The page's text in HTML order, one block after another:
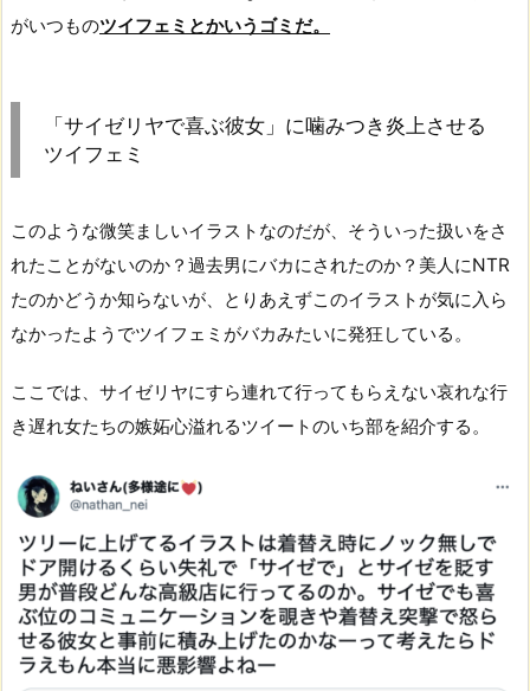
がいつものツイフェミとかいうゴミだ。
「サイゼリヤで喜ぶ彼女」に噛みつき炎上させる
ツイフェミ
このような微笑ましいイラストなのだが、そういった扱いをさ
れたことがないのか？過去男にバカにされたのか？美人にNTR
たのかどうか知らないが、とりあえずこのイラストが気に入ら
なかったようでツイフェミがバカみたいに発狂している。
ここでは、サイゼリヤにすら連れて行ってもらえない哀れな行
き遅れ女たちの嫉妬心溢れるツイートのいち部を紹介する。